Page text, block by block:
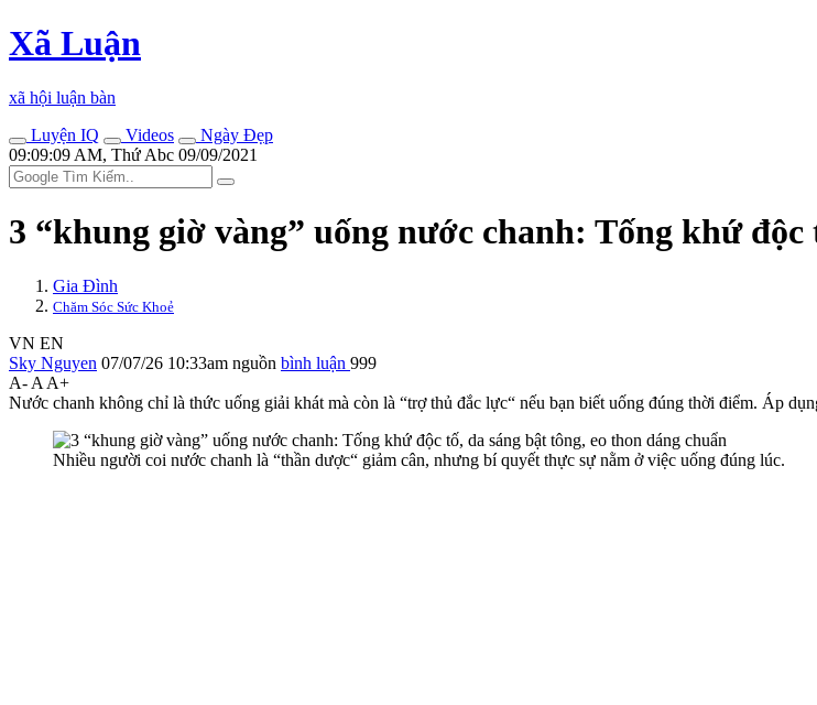
Xã Luận
xã hội luận bàn
Luyện IQ
Videos
Ngày Đẹp
09:09:09 AM, Thứ Abc 09/09/2021
3 “khung giờ vàng” uống nước chanh: Tống khứ
Gia Đình
Chăm Sóc Sức Khoẻ
VN EN
Sky Nguyen 07/07/26 10:33am nguồn bình luận 999
A- A A+
Nước chanh không chỉ là thức uống giải khát mà còn là “trợ thủ đắc lực“ nếu bạn biết uống đúng thời điểm. Áp
Nhiều người coi nước chanh là “thần dược“ giảm cân, nhưng bí quyết thực sự nằm ở việc uống đúng lúc.